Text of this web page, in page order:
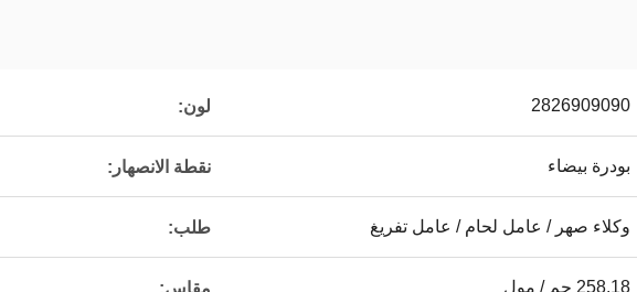
2826909090 لون:
بودرة بيضاء نقطة الانصهار:
وكلاء صهر / عامل لحام / عامل تفريغ طلب:
258.18 جم / مول مقاس: